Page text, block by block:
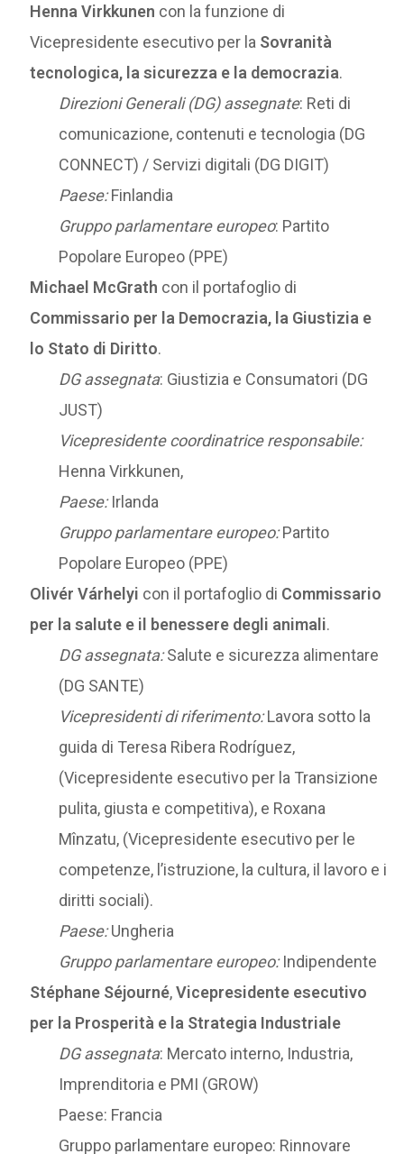
Henna Virkkunen con la funzione di
Vicepresidente esecutivo per la Sovranità
tecnologica, la sicurezza e la democrazia.
Direzioni Generali (DG) assegnate: Reti di
comunicazione, contenuti e tecnologia (DG
CONNECT) / Servizi digitali (DG DIGIT)
Paese:Finlandia
Gruppo parlamentare europeo: Partito
Popolare Europeo (PPE)
Michael McGrath con il portafoglio di
Commissario per la Democrazia, la Giustizia e
lo Stato di Diritto.
DG assegnata: Giustizia e Consumatori (DG
JUST)
Vicepresidente coordinatrice responsabile:
Henna Virkkunen,
Paese:Irlanda
Gruppo parlamentare europeo:Partito
Popolare Europeo (PPE)
Olivér Várhelyi con il portafoglio di Commissario
per la salute e il benessere degli animali.
DG assegnata:Salute e sicurezza alimentare
(DG SANTE)
Vicepresidenti di riferimento:Lavora sotto la
guida di Teresa Ribera Rodríguez,
(Vicepresidente esecutivo per la Transizione
pulita, giusta e competitiva), e Roxana
Mînzatu, (Vicepresidente esecutivo per le
competenze, l’istruzione, la cultura, il lavoro e i
diritti sociali).
Paese:Ungheria
Gruppo parlamentare europeo:Indipendente
Stéphane Séjourné,Vicepresidente esecutivo
per la Prosperità e la Strategia Industriale
DG assegnata: Mercato interno, Industria,
Imprenditoria e PMI (GROW)
Paese: Francia
Gruppo parlamentare europeo: Rinnovare